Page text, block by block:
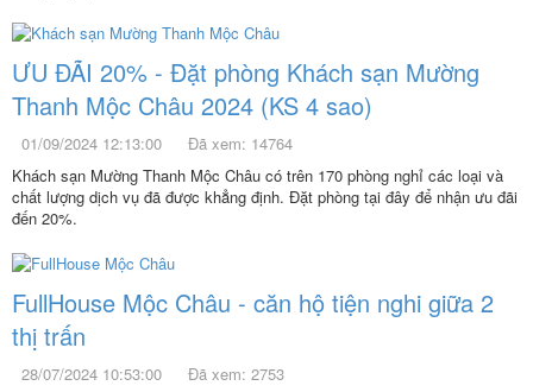
ƯU ĐÃI 20% - Đặt phòng Khách sạn Mường
Thanh Mộc Châu 2024 (KS 4 sao)
01/09/2024 12:13:00
Đã xem: 14764
Khách sạn Mường Thanh Mộc Châu có trên 170 phòng nghỉ các loại và
chất lượng dịch vụ đã được khẳng định. Đặt phòng tại đây để nhận ưu đãi
đến 20%.
FullHouse Mộc Châu - căn hộ tiện nghi giữa 2
thị trấn
28/07/2024 10:53:00
Đã xem: 2753